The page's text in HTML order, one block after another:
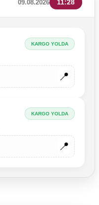
09.08.2026 11:28
KARGO YOLDA
📍
KARGO YOLDA
📍